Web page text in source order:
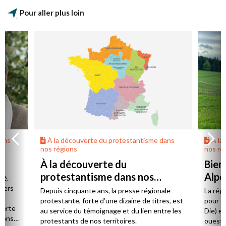
Pour aller plus loin
À la découverte du protestantisme dans
nos régions
À la découverte du
protestantisme dans nos
régions
Depuis cinquante ans, la presse régionale
protestante, forte d’une dizaine de titres, est
au service du témoignage et du lien entre les
protestants de nos territoires.
À la
nos
La
pour
Die)
ouest,